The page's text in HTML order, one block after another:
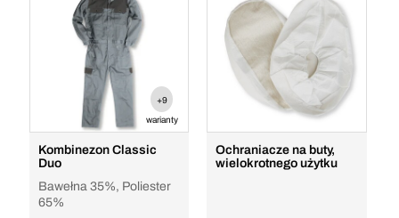
+9
warianty
Kombinezon Classic
Duo
Bawełna 35%, Poliester
65%
Ochraniacze na buty,
wielokrotnego użytku